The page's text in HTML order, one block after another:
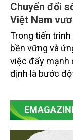
Chuyển đổi
Việt Nam
Trong tiến
bền vững và
việc đẩy mạnh
định là bước
mạnh mẽ, thúc
minh bạch hóa
then chốt là